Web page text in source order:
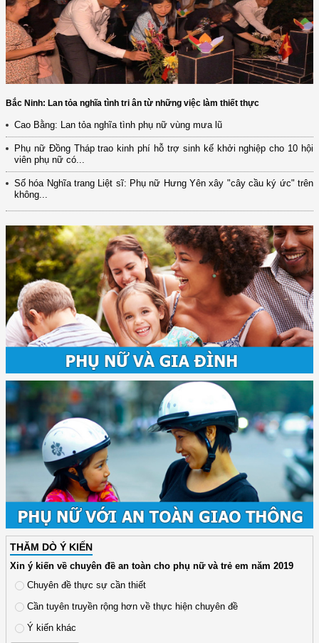
Bắc Ninh: Lan tỏa nghĩa tình tri ân từ những việc làm thiết thực
Cao Bằng: Lan tỏa nghĩa tình phụ nữ vùng mưa lũ
Phụ nữ Đồng Tháp trao kinh phí hỗ trợ sinh kế khởi nghiệp cho 10 hội
viên phụ nữ có...
Số hóa Nghĩa trang Liệt sĩ: Phụ nữ Hưng Yên xây "cây cầu ký ức" trên
không...
THĂM DÒ Ý KIẾN
Xin ý kiến về chuyên đề an toàn cho phụ nữ và trẻ em năm 2019
Chuyên đề thực sự cần thiết
Cần tuyên truyền rộng hơn về thực hiện chuyên đề
Ý kiến khác